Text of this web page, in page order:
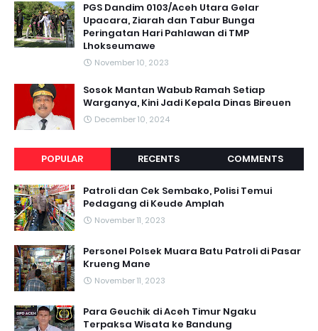
PGS Dandim 0103/Aceh Utara Gelar
Upacara, Ziarah dan Tabur Bunga
Peringatan Hari Pahlawan di TMP
Lhokseumawe
November 10, 2023
Sosok Mantan Wabub Ramah Setiap
Warganya, Kini Jadi Kepala Dinas Bireuen
December 10, 2024
POPULAR RECENTS COMMENTS
Patroli dan Cek Sembako, Polisi Temui
Pedagang di Keude Amplah
November 11, 2023
Personel Polsek Muara Batu Patroli di Pasar
Krueng Mane
November 11, 2023
Para Geuchik di Aceh Timur Ngaku
Terpaksa Wisata ke Bandung